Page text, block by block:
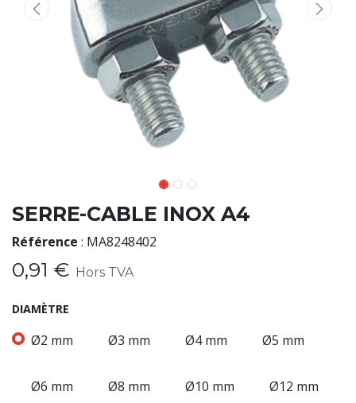
SERRE-CABLE INOX A4
Référence : MA8248402
0,91 € Hors TVA
DIAMÈTRE
Ø2 mm Ø3 mm Ø4 mm Ø5 mm
Ø6 mm Ø8 mm Ø10 mm Ø12 mm